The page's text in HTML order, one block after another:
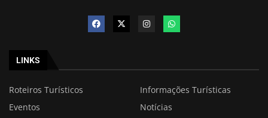
LINKS
Roteiros Turísticos
Informações Turísticas
Eventos
Notícias